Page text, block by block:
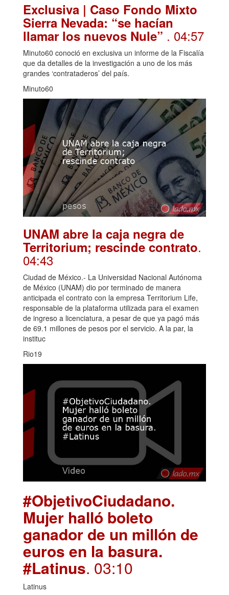
Exclusiva | Caso Fondo Mixto
Sierra Nevada: “se hacían
llamar los nuevos Nule” . 04:57
Minuto60 conoció en exclusiva un informe de la Fiscalía
que da detalles de la investigación a uno de los más
grandes ‘contrataderos’ del país.
Minuto60
UNAM abre la caja negra de
Territorium; rescinde contrato.
04:43
Ciudad de México.- La Universidad Nacional Autónoma
de México (UNAM) dio por terminado de manera
anticipada el contrato con la empresa Territorium Life,
responsable de la plataforma utilizada para el examen
de ingreso a licenciatura, a pesar de que ya pagó más
de 69.1 millones de pesos por el servicio. A la par, la
instituc
Rio19
#ObjetivoCiudadano.
Mujer halló boleto
ganador de un millón de
euros en la basura.
#Latinus. 03:10
Latinus